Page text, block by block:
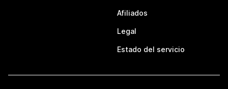
Afiliados
Legal
Estado del servicio